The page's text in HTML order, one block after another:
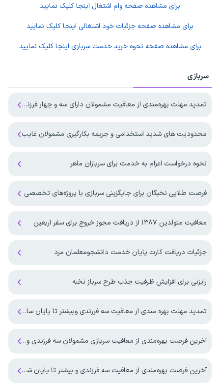
برای مشاهده صفحه وام اشتغال اینجا کلیک نمایید
برای مشاهده صفحه جزئیات خود اشتغالی اینجا کلیک نمایید
برای مشاهده صفحه نحوه خرید خدمت سربازی اینجا کلیک نمایید
سربازی
تمدید مهلت بهره‌مندی از معافیت مشمولان دارای سه و چهار فرزند تا پایان ۱۴۰۷
محدودیت های شدید استخدامی و جریمه بکارگیری مشمولان غایب
نحوه درخواست اعزام به خدمت برای سربازان ماهر
فرصت طلایی نخبگان برای جایگزینی سربازی با پروژه‌های تخصصی
معافیت متولدین ۱۳۸۷ از دریافت مجوز خروج برای سفر اربعین
جزئیات دریافت کارت پایان خدمت دانشجومعلمان مرد
رایزنی برای افزایش ظرفیت جذب طرح سرباز نخبه
تمدید مهلت بهره مندی از معافیت سه فرزندی وبیشتر تا پایان سال ۱۴۰۷ ‌
آخرین فرصت بهره‌مندی از معافیت سربازی مشمولان سه فرزندی و بیشتر تا پایان شهریور ماه ۱۴۰۵
آخرین فرصت بهره‌مندی از معافیت سه فرزندی و بیشتر تا پایان شهریورماه